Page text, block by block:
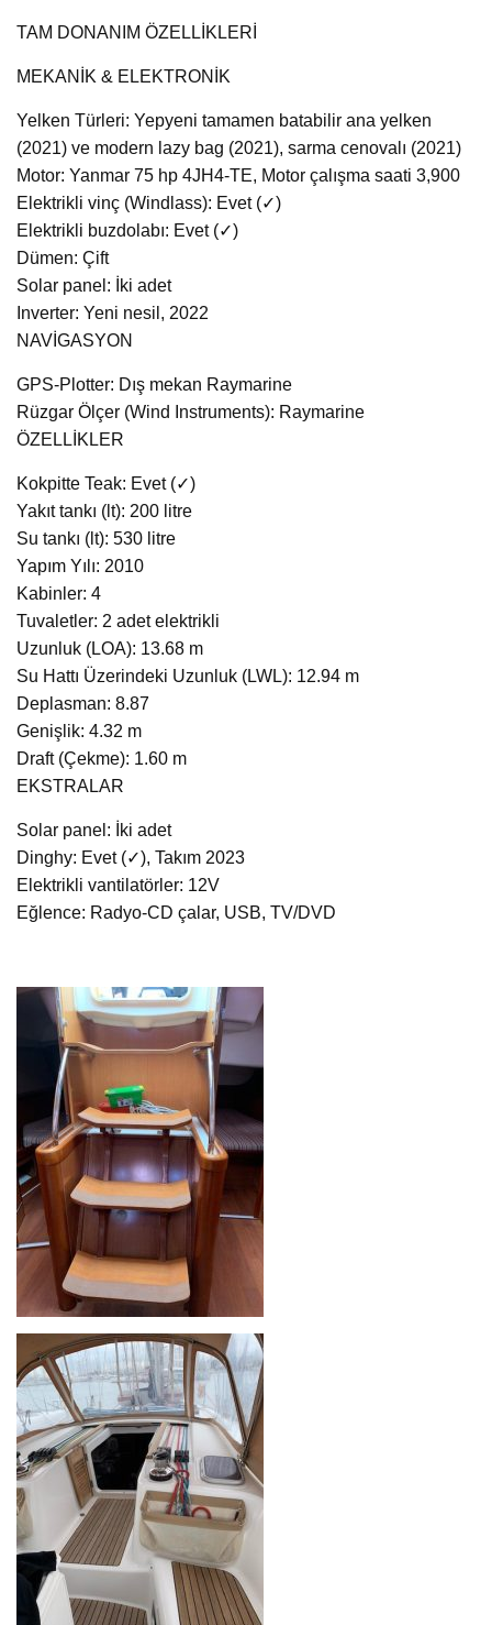
TAM DONANIM ÖZELLİKLERİ
MEKANİK & ELEKTRONİK
Yelken Türleri: Yepyeni tamamen batabilir ana yelken
(2021) ve modern lazy bag (2021), sarma cenovalı (2021)
Motor: Yanmar 75 hp 4JH4-TE, Motor çalışma saati 3,900
Elektrikli vinç (Windlass): Evet (✓)
Elektrikli buzdolabı: Evet (✓)
Dümen: Çift
Solar panel: İki adet
Inverter: Yeni nesil, 2022
NAVİGASYON
GPS-Plotter: Dış mekan Raymarine
Rüzgar Ölçer (Wind Instruments): Raymarine
ÖZELLİKLER
Kokpitte Teak: Evet (✓)
Yakıt tankı (lt): 200 litre
Su tankı (lt): 530 litre
Yapım Yılı: 2010
Kabinler: 4
Tuvaletler: 2 adet elektrikli
Uzunluk (LOA): 13.68 m
Su Hattı Üzerindeki Uzunluk (LWL): 12.94 m
Deplasman: 8.87
Genişlik: 4.32 m
Draft (Çekme): 1.60 m
EKSTRALAR
Solar panel: İki adet
Dinghy: Evet (✓), Takım 2023
Elektrikli vantilatörler: 12V
Eğlence: Radyo-CD çalar, USB, TV/DVD